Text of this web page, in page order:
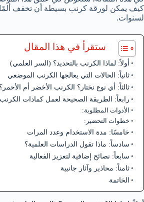
كيف يمكن لورقة كرنب بسيطة أن تخفف
لسنوات.
ستقرأ في هذا المقال
أولاً: لماذا الكرنب بالتحديد؟ (السر العلمي)
ثانياً: الحالات التي يعالجها الكرنب الموضعي
ثالثاً: أي نوع نختار؟ الكرنب الأخضر أم الأحمر؟
رابعاً: الطريقة الصحيحة لعمل كمادات
الأدوات المطلوبة:
خطوات التحضير:
خامسًا: مدة الاستخدام وعدد المرات
سادساً: ماذا تقول الدراسات العلمية؟
سابعاً: نصائح إضافية لتعزيز الفعالية
ثامناً: محاذير وآثار جانبية
الخاتمة